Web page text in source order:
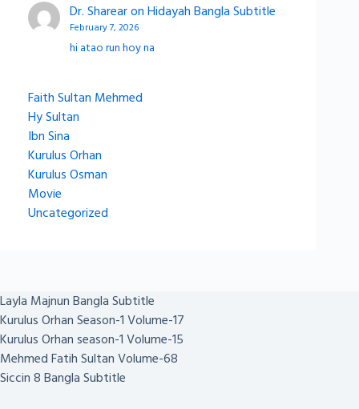
Dr. SharearonHidayah Bangla Subtitle
February 7, 2026
hi atao run hoy na
Faith Sultan Mehmed
Hy Sultan
Ibn Sina
Kurulus Orhan
Kurulus Osman
Movie
Uncategorized
Layla Majnun Bangla Subtitle
Kurulus Orhan Season-1 Volume-17
Kurulus Orhan season-1 Volume-15
Mehmed Fatih Sultan Volume-68
Siccin 8 Bangla Subtitle